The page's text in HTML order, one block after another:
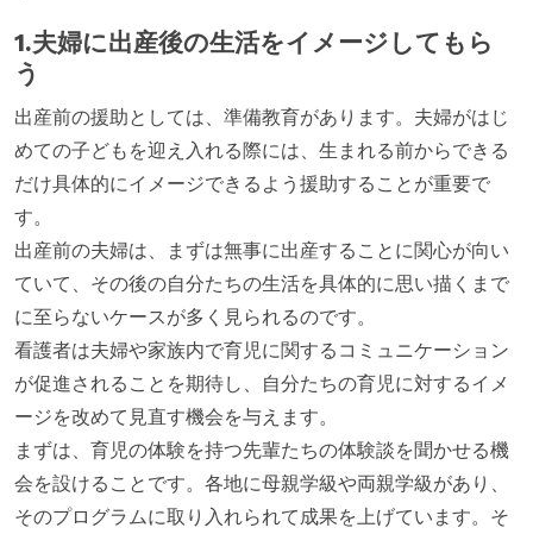
1.夫婦に出産後の生活をイメージしてもら
う
出産前の援助としては、準備教育があります。夫婦がはじ
めての子どもを迎え入れる際には、生まれる前からできる
だけ具体的にイメージできるよう援助することが重要で
す。
出産前の夫婦は、まずは無事に出産することに関心が向い
ていて、その後の自分たちの生活を具体的に思い描くまで
に至らないケースが多く見られるのです。
看護者は夫婦や家族内で育児に関するコミュニケーション
が促進されることを期待し、自分たちの育児に対するイメ
ージを改めて見直す機会を与えます。
まずは、育児の体験を持つ先輩たちの体験談を聞かせる機
会を設けることです。各地に母親学級や両親学級があり、
そのプログラムに取り入れられて成果を上げています。そ